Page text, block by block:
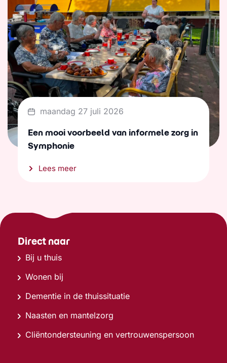
maandag 27 juli 2026
Een mooi voorbeeld van informele zorg in
Symphonie
Lees meer
Direct naar
Bij u thuis
Wonen bij
Dementie in de thuissituatie
Naasten en mantelzorg
Cliëntondersteuning en vertrouwenspersoon